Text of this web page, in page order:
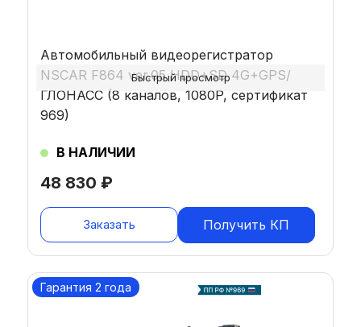
48 830 ₽
Автомобильный видеорегистратор
NSCAR F864 ver.05 HDD+SD 4G+GPS/
ГЛОНАСС (8 каналов, 1080P, сертификат
969)
В НАЛИЧИИ
Заказать Получить КП
Быстрый просмотр
Гарантия 2 года